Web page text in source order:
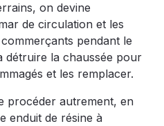
on devine
de circulation et les
pendant le
détruire la chaussée pour
et les remplacer.
procéder autrement, en
enduit de résine à